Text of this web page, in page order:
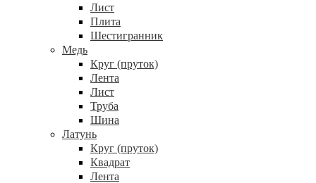
Лист
Плита
Шестигранник
Медь
Круг (пруток)
Лента
Лист
Труба
Шина
Латунь
Круг (пруток)
Квадрат
Лента